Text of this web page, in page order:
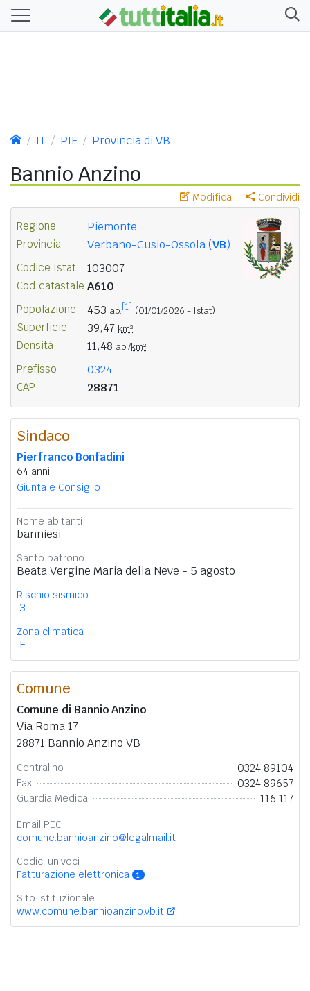
IT PIE Provincia di VB
Bannio Anzino
Modifica Condividi
Regione Piemonte
Provincia Verbano-Cusio-Ossola (VB)
Codice Istat 103007
Cod.catastale A610
Popolazione 453 ab. [1] (01/01/2026 - Istat)
Superficie 39,47 km²
Densità 11,48 ab./km²
Prefisso 0324
CAP 28871
Sindaco
Pierfranco Bonfadini
64 anni
Giunta e Consiglio
Nome abitanti
banniesi
Santo patrono
Beata Vergine Maria della Neve - 5 agosto
Rischio sismico
3
Zona climatica
F
Comune
Comune di Bannio Anzino
Via Roma 17
28871 Bannio Anzino VB
Centralino 0324 89104
Fax 0324 89657
Guardia Medica 116 117
Email PEC
comune.bannioanzino@legalmail.it
Codici univoci
Fatturazione elettronica
1
Sito istituzionale
www.comune.bannioanzino.vb.it